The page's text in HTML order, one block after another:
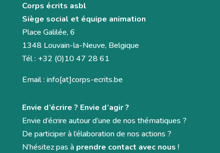
Corps écrits asbl
Siège social et équipe animation
Place Galilée, 6
1348 Louvain-la-Neuve, Belgique
Tél : +32 (0)10 47 28 61
Email : info[at]corps-ecrits.be
Envie d’écrire ? Envie d’agir ?
Envie d’écrire autour d’une de nos thématiques ?
De participer à l’élaboration de nos actions ?
N’hésitez pas à prendre contact avec nous !